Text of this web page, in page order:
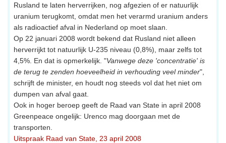
Rusland te laten herverrijken, nog afgezien of er natuurlijk
uranium terugkomt, omdat men het verarmd uranium anders
als radioactief afval in Nederland op moet slaan.
Op 22 januari 2008 wordt bekend dat Rusland niet alleen
herverrijkt tot natuurlijk U-235 niveau (0,8%), maar zelfs tot
4,5%. En dat is opmerkelijk. "Vanwege deze 'concentratie' is
de terug te zenden hoeveelheid in verhouding veel minder",
schrijft de minister, en houdt nog steeds vol dat het niet om
dumpen van afval gaat.
Ook in hoger beroep geeft de Raad van State in april 2008
Greenpeace ongelijk: Urenco mag doorgaan met de
transporten.
Uitspraak Raad van State, 23 april 2008